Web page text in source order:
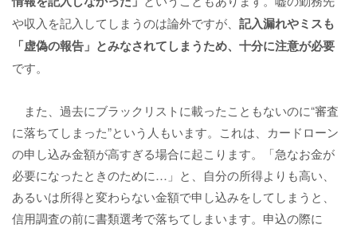
や収入を記入してしまうのは論外ですが、 記入漏れやミスも
「虚偽の報告」とみなされてしまうため、十分に注意が必要
です。
また、過去にブラックリストに載ったこともないのに“審査
に落ちてしまった”という人もいます。これは、カードローン
の申し込み金額が高すぎる場合に起こります。「急なお金が
必要になったときのために…」と、自分の所得よりも高い、
あるいは所得と変わらない金額で申し込みをしてしまうと、
信用調査の前に書類選考で落ちてしまいます。申込の際に